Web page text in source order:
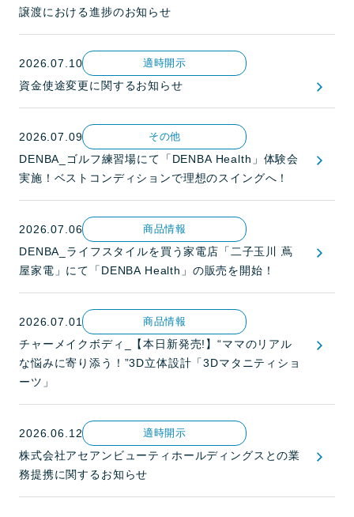
譲渡における進捗のお知らせ
2026.07.10 適時開示
資金使途変更に関するお知らせ
2026.07.09 その他
DENBA_ゴルフ練習場にて「DENBA Health」体験会
実施！ベストコンディションで理想のスイングへ！
2026.07.06 商品情報
DENBA_ライフスタイルを買う家電店「二子玉川 蔦
屋家電」にて「DENBA Health」の販売を開始！
2026.07.01 商品情報
チャーメイクボディ_【本日新発売!】“ママのリアル
な悩みに寄り添う！”3D立体設計「3Dマタニティショ
ーツ」
2026.06.12 適時開示
株式会社アセアンビューティホールディングスとの業
務提携に関するお知らせ